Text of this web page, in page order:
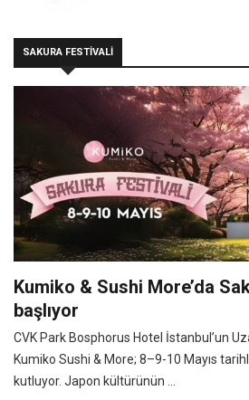
SAKURA FESTİVALİ
Kumiko & Sushi More’da
başlıyor
CVK Park Bosphorus Hotel İstanbul’un
Kumiko Sushi & More; 8–9-10 Mayıs
kutluyor. Japon kültürünün ...